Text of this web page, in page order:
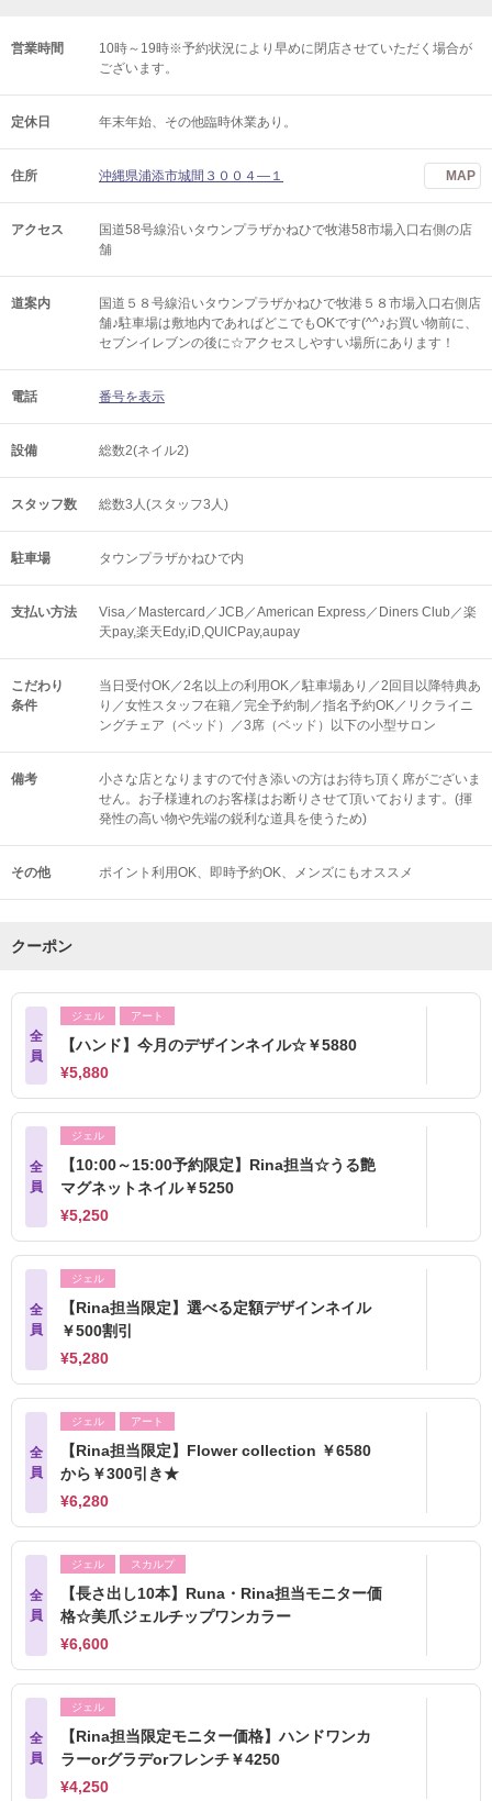
営業時間
10時～19時※予約状況により早めに閉店させていただく場合が
ございます。
定休日 年末年始、その他臨時休業あり。
住所 沖縄県浦添市城間３００４―１ MAP
アクセス
国道58号線沿いタウンプラザかねひで牧港58市場入口右側の店
舗
道案内
国道５８号線沿いタウンプラザかねひで牧港５８市場入口右側店
舗♪駐車場は敷地内であればどこでもOKです(^^♪お買い物前に、
セブンイレブンの後に☆アクセスしやすい場所にあります！
電話 番号を表示
設備 総数2(ネイル2)
スタッフ数 総数3人(スタッフ3人)
駐車場 タウンプラザかねひで内
支払い方法
Visa／Mastercard／JCB／American Express／Diners Club／楽
天pay,楽天Edy,iD,QUICPay,aupay
こだわり
条件
当日受付OK／2名以上の利用OK／駐車場あり／2回目以降特典あ
り／女性スタッフ在籍／完全予約制／指名予約OK／リクライニ
ングチェア（ベッド）／3席（ベッド）以下の小型サロン
備考
小さな店となりますので付き添いの方はお待ち頂く席がございま
せん。お子様連れのお客様はお断りさせて頂いております。(揮
発性の高い物や先端の鋭利な道具を使うため)
その他 ポイント利用OK 即時予約OK メンズにもオススメ
クーポン
全
員
ジェル アート
【ハンド】今月のデザインネイル☆￥5880
¥5,880
全
員
ジェル
【10:00～15:00予約限定】Rina担当☆うる艶
マグネットネイル￥5250
¥5,250
全
員
ジェル
【Rina担当限定】選べる定額デザインネイル
￥500割引
¥5,280
全
員
ジェル アート
【Rina担当限定】Flower collection ￥6580
から￥300引き★
¥6,280
全
員
ジェル スカルプ
【長さ出し10本】Runa・Rina担当モニター価
格☆美爪ジェルチップワンカラー
¥6,600
全
員
ジェル
【Rina担当限定モニター価格】ハンドワンカ
ラーorグラデorフレンチ￥4250
¥4,250